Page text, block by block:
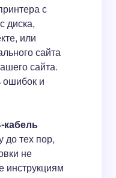
с
с диска,
или
сайта
сайта.
и
кабель
до тех пор,
не
инструкциям